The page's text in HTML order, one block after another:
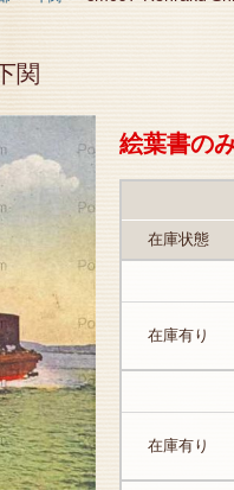
関
絵葉書の
在庫状態
在庫有り
在庫有り